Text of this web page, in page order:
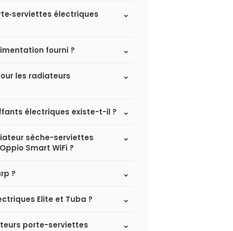
électriques
fourni ?
les radiateurs
électriques existe-t-il ?
sèche-serviettes
Smart WiFi ?
?
Elite et Tuba ?
porte-serviettes